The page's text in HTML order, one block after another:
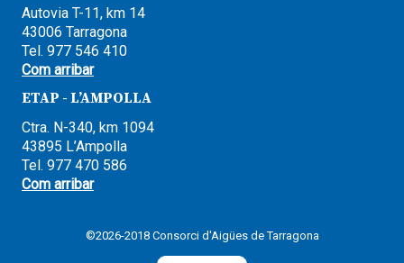
Autovia T-11, km 14
43006 Tarragona
Tel. 977 546 410
Com arribar
ETAP - L’AMPOLLA
Ctra. N-340, km 1094
43895 L’Ampolla
Tel. 977 470 586
Com arribar
©2026-2018 Consorci d'Aigües de Tarragona